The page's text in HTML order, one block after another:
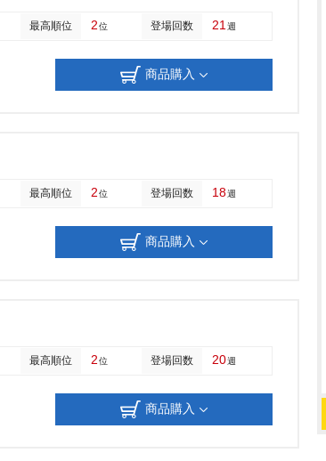
最高順位 2位 登場回数 21 週
商品購入
最高順位 2位 登場回数 18週
商品購入
最高順位 2位 登場回数 20週
商品購入